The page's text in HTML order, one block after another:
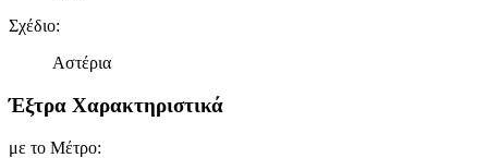
Σχέδιο:
Αστέρια
Έξτρα Χαρακτηριστικά
με το Μέτρο: